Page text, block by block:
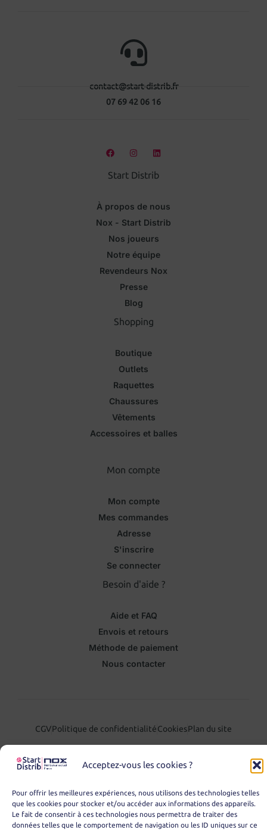
Acceptez-vous les cookies ?
Pour offrir les meilleures expériences, nous utilisons des technologies telles
que les cookies pour stocker et/ou accéder aux informations des appareils.
Le fait de consentir à ces technologies nous permettra de traiter des
données telles que le comportement de navigation ou les ID uniques sur ce
contact@start-distrib.fr
07 69 42 06 16
Start Distrib
À propos de nous
Nox - Start Distrib
Nos joueurs
Notre équipe
Revendeurs Nox
Presse
Blog
Shopping
Boutique
Outlets
Raquettes
Chaussures
Vêtements
Accessoires et balles
Mon compte
Mon compte
Mes commandes
Adresse
S'inscrire
Se connecter
Besoin d'aide ?
Aide et FAQ
Envois et retours
Méthode de paiement
Nous contacter
CGVPolitique de confidentialitéCookiesPlan du site